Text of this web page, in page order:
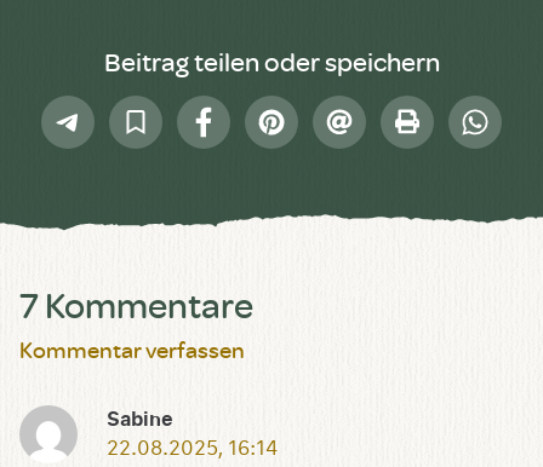
Beitrag teilen oder speichern
Telegram
In
Sammlung
FacebookPinterest
E-
Mail
Drucken
7 Kommentare
Kommentar verfassen
Sabine
22.08.2025, 16:14